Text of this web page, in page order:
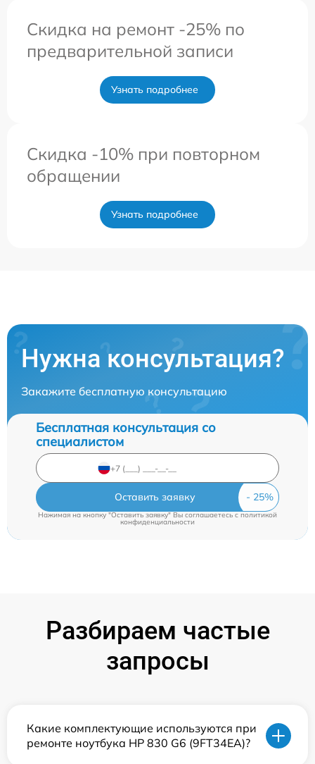
Скидка на ремонт -25% по
предварительной записи
Узнать подробнее
Скидка -10% при повторном
обращении
Узнать подробнее
Нужна консультация?
Закажите бесплатную консультацию
Бесплатная консультация со
специалистом
Оставить заявку
Нажимая на кнопку "Оставить заявку" Вы соглашаетесь cполитикой
конфиденциальности
Разбираем частые
запросы
Какие комплектующие используются при
ремонте ноутбука HP 830 G6 (9FT34EA)?